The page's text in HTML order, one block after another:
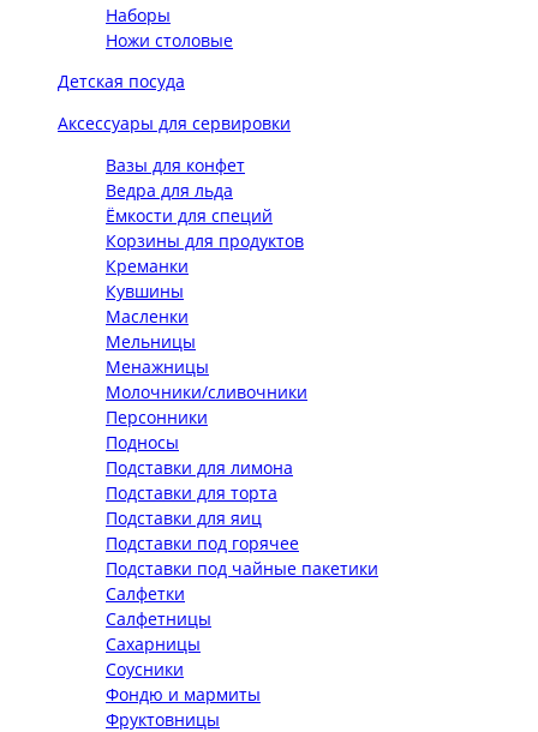
Наборы
Ножи столовые
Детская посуда
Аксессуары для сервировки
Вазы для конфет
Ведра для льда
Ёмкости для специй
Корзины для продуктов
Креманки
Кувшины
Масленки
Мельницы
Менажницы
Молочники/сливочники
Персонники
Подносы
Подставки для лимона
Подставки для торта
Подставки для яиц
Подставки под горячее
Подставки под чайные пакетики
Салфетки
Салфетницы
Сахарницы
Соусники
Фондю и мармиты
Фруктовницы